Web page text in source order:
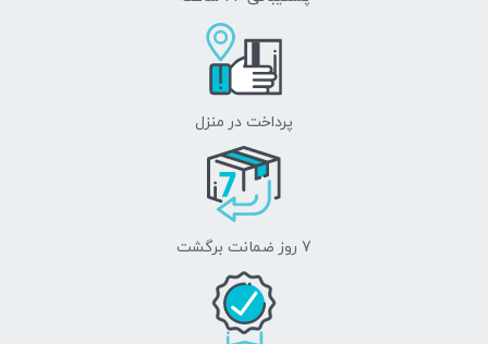
پرداخت در منزل
7 روز ضمانت برگشت